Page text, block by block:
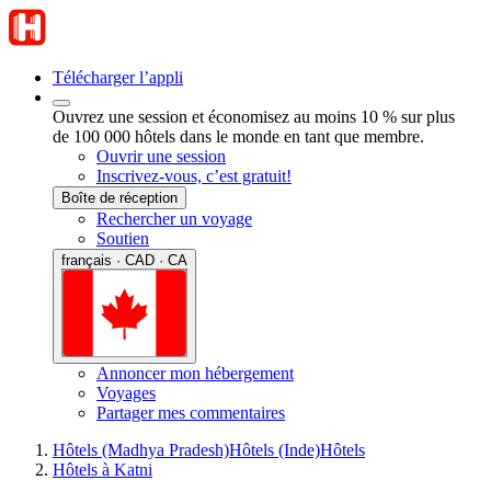
Télécharger l’appli
Ouvrez une session et économisez au moins 10 % sur plus
de 100 000 hôtels dans le monde en tant que membre.
Ouvrir une session
Inscrivez-vous, c’est gratuit!
Boîte de réception
Rechercher un voyage
Soutien
français · CAD · CA
Annoncer mon hébergement
Voyages
Partager mes commentaires
Hôtels (Madhya Pradesh)Hôtels (Inde)Hôtels
Hôtels à Katni